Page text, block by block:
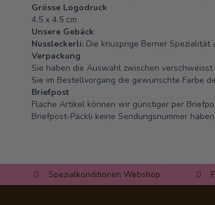
Grösse Logodruck
4.5 x 4.5 cm
Unsere Gebäck
Nussleckerli: Die knusprige Berner Spezialität
Verpackung
Sie haben die Auswahl zwischen
Sie im Bestellvorgang die gewünschte Farbe
Briefpost
Flache Artikel können wir günstiger per
Briefpost-Päckli keine Sendungsnummer
Spezialkonditionen Webshop